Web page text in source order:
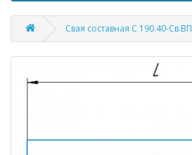
Свая составная С 190.40-Св.ВП